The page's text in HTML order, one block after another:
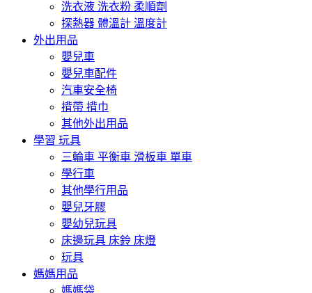
洗衣液 洗衣粉 柔順劑
探熱器 體溫計 溫度計
外出用品
嬰兒車
嬰兒車配件
汽車安全椅
揹帶 揹巾
其他外出用品
學習 玩具
三輪車 平衡車 滑板車 單車
學行車
其他學行用品
嬰兒牙膠
嬰幼兒玩具
床邊玩具 床鈴 床燈
玩具
媽媽用品
媽媽袋